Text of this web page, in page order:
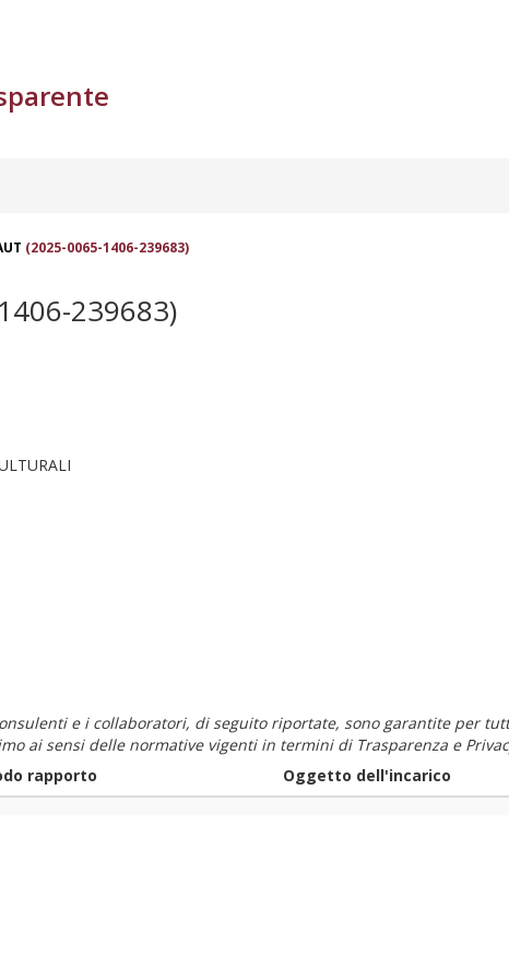
(2025-0065-1406-239683)
239683)
e i collaboratori, di seguito riportate, sono garantite per
ai sensi delle normative vigenti in termini di Trasparenza e
rapporto Oggetto dell'incarico